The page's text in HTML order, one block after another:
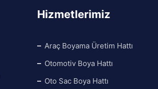
Hizmetlerimiz
Araç Boyama Üretim Hattı
Otomotiv Boya Hattı
Oto Sac Boya Hattı